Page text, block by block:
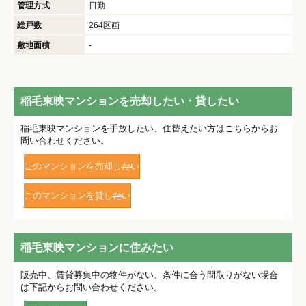
管理方式 日勤
総戸数 264区画
敷地面積 -
稲毛東映マンションを売却したい・貸したい
稲毛東映マンションを手放したい、住替えたい方はこちらからお
問い合わせください。
このマンションを売却したい
このマンションを貸したい
稲毛東映マンションに住みたい
販売中、賃貸募集中の物件がない、条件に合う間取りがない場合
は下記からお問い合わせください。